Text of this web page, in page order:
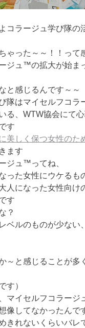
コラージュ学び隊の
ゃった～～！！って
ジュ™の拡大が始ま
と感じるんです～～
隊はマイセルフコラ
る、WTW協会にて
す
美しく保つ女性のた
ます
ジュ™ってね、
った女性にウケるも
人になった女性向け
す
？
ベルのものが少ない
～と感じることが多
す）
マイセルフコラー
像してなかったんで
きれないくらいバレ